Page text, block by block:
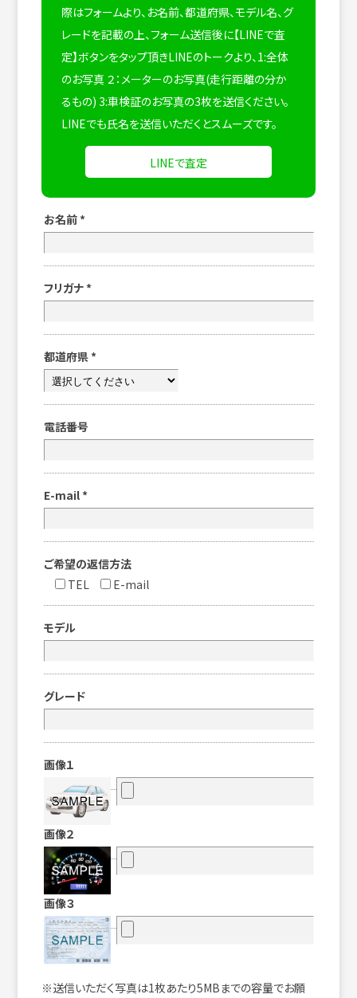
際はフォームより、お名前、都道府県、モデル名、グ
レードを記載の上、フォーム送信後に【LINEで査
定】ボタンをタップ頂きLINEのトークより、1:全体
のお写真 ２：メーターのお写真(走行距離の分か
るもの) 3:車検証のお写真の3枚を送信ください。
LINEでも氏名を送信いただくとスムーズです。
LINEで査定
お名前 *
フリガナ *
都道府県 *
電話番号
E-mail *
ご希望の返信方法
TEL
E-mail
モデル
グレード
画像１
画像２
画像３
※送信いただく写真は1枚あたり5MBまでの容量でお願